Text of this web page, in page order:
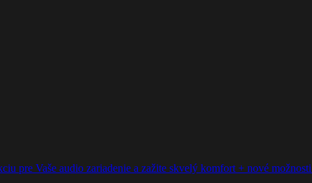
pre Vaše audio zariadenie a zažite skvelý komfort + nové